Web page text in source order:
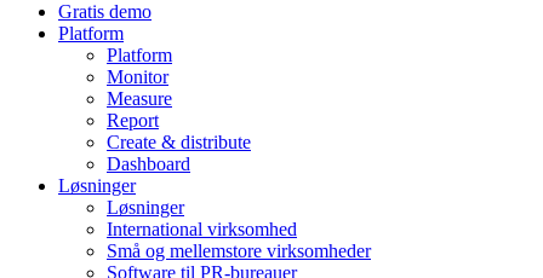
Gratis demo
Platform
Platform
Monitor
Measure
Report
Create & distribute
Dashboard
Løsninger
Løsninger
International virksomhed
Små og mellemstore virksomheder
Software til PR-bureauer